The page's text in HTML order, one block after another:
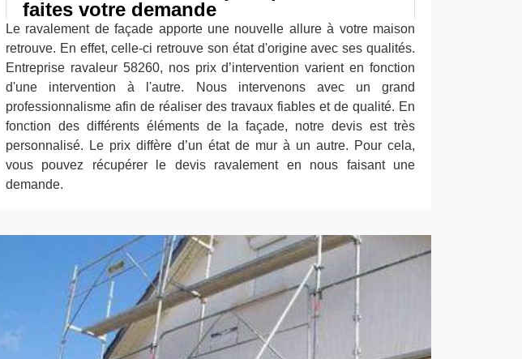
faites votre demande
Le ravalement de façade apporte une nouvelle allure à votre maison
retrouve. En effet, celle-ci retrouve son état d'origine avec ses qualités.
Entreprise ravaleur 58260, nos prix d’intervention varient en fonction
d'une intervention à l'autre. Nous intervenons avec un grand
professionnalisme afin de réaliser des travaux fiables et de qualité. En
fonction des différents éléments de la façade, notre devis est très
personnalisé. Le prix diffère d’un état de mur à un autre. Pour cela,
vous pouvez récupérer le devis ravalement en nous faisant une
demande.